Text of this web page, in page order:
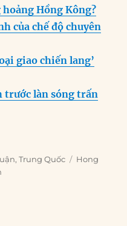
Hồng Kông?
của chế độ chuyên
giao chiến lang’
trước làn sóng trấn
,Trung Quốc Tags
Hong